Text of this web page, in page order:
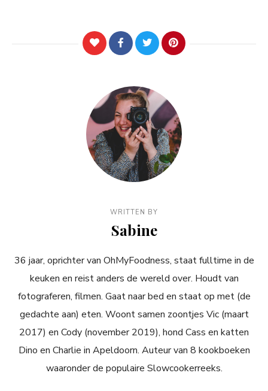
WRITTEN BY
Sabine
36 jaar, oprichter van OhMyFoodness, staat fulltime in de
keuken en reist anders de wereld over. Houdt van
fotograferen, filmen. Gaat naar bed en staat op met (de
gedachte aan) eten. Woont samen zoontjes Vic (maart
2017) en Cody (november 2019), hond Cass en katten
Dino en Charlie in Apeldoorn. Auteur van 8 kookboeken
waaronder de populaire Slowcookerreeks.